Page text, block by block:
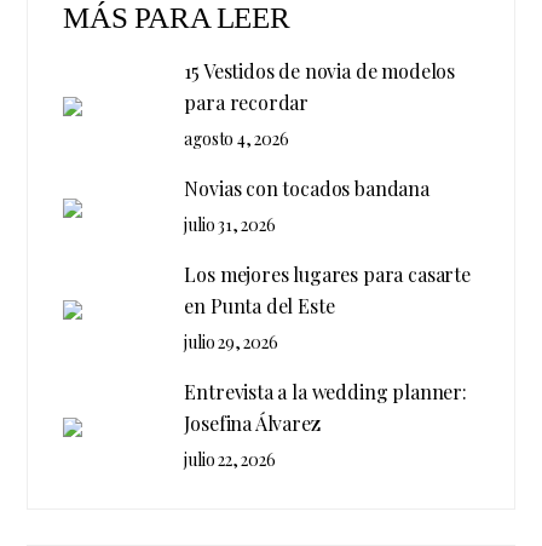
MÁS PARA LEER
15 Vestidos de novia de modelos
para recordar
agosto 4, 2026
Novias con tocados bandana
julio 31, 2026
Los mejores lugares para casarte
en Punta del Este
julio 29, 2026
Entrevista a la wedding planner:
Josefina Álvarez
julio 22, 2026